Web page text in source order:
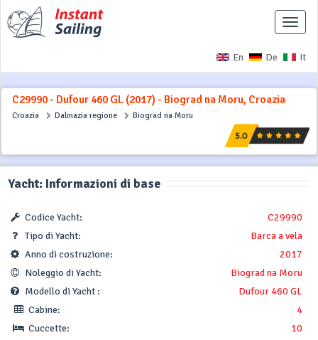
En De It
C29990 - Dufour 460 GL (2017) - Biograd na Moru, Croazia
Croazia Dalmazia regione Biograd na Moru
Yacht: Informazioni di base
Codice Yacht:
C29990
Tipo di Yacht:
Barca a vela
Anno di costruzione:
2017
Noleggio di Yacht:
Biograd na Moru
Modello di Yacht :
Dufour 460 GL
Cabine:
4
Cuccette:
10